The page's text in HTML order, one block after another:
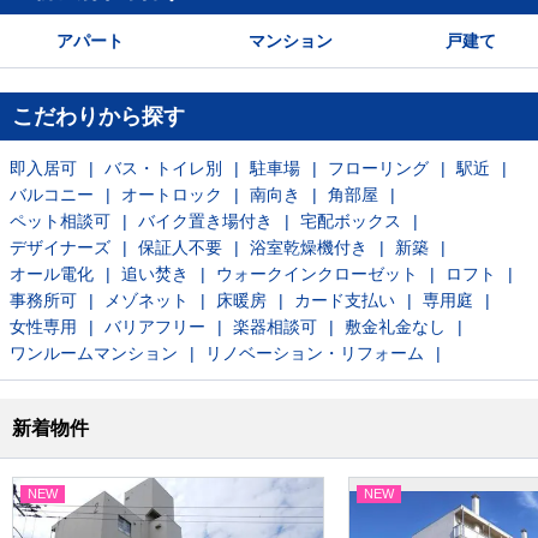
アパート マンション 戸建て
こだわりから探す
即入居可 バス・トイレ別 駐車場 フローリング
駅近
バルコニー
オートロック 南向き
角部屋
ペット相談可
バイク置き場付き
宅配ボックス
デザイナーズ
保証人不要 浴室乾燥機付き
新築
オール電化
追い焚き ウォークインクローゼット
ロフト
事務所可
メゾネット 床暖房 カード支払い
専用庭
女性専用
バリアフリー 楽器相談可
敷金礼金なし
ワンルームマンション
リノベーション・リフォーム
新着物件
NEW NEW